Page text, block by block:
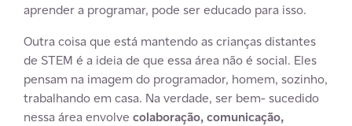
aprender a programar, pode ser educado para isso.
Outra coisa que está mantendo as crianças distantes
de STEM é a ideia de que essa área não é social. Eles
pensam na imagem do programador, homem, sozinho,
trabalhando em casa. Na verdade, ser bem- sucedido
nessa área envolve colaboração, comunicação,